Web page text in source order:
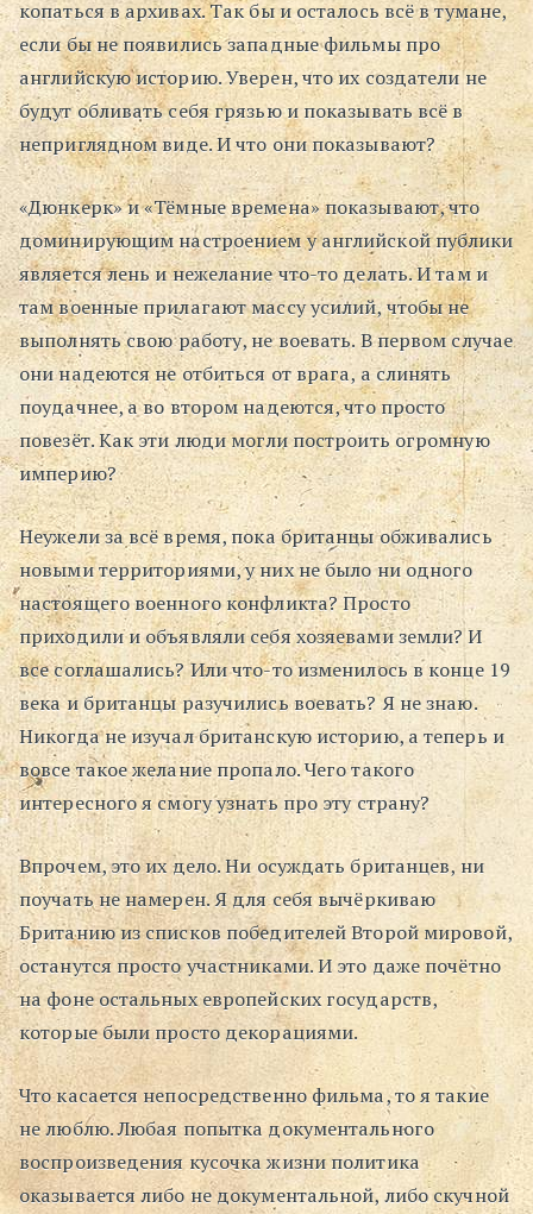
копаться в архивах. Так бы и осталось всё в тумане,
если бы не появились западные фильмы про
английскую историю. Уверен, что их создатели не
будут обливать себя грязью и показывать всё в
неприглядном виде. И что они показывают?
«Дюнкерк» и «Тёмные времена» показывают, что
доминирующим настроением у английской публики
является лень и нежелание что-то делать. И там и
там военные прилагают массу усилий, чтобы не
выполнять свою работу, не воевать. В первом случае
они надеются не отбиться от врага, а слинять
поудачнее, а во втором надеются, что просто
повезёт. Как эти люди могли построить огромную
империю?
Неужели за всё время, пока британцы обживались
новыми территориями, у них не было ни одного
настоящего военного конфликта? Просто
приходили и объявляли себя хозяевами земли? И
все соглашались? Или что-то изменилось в конце 19
века и британцы разучились воевать? Я не знаю.
Никогда не изучал британскую историю, а теперь и
вовсе такое желание пропало. Чего такого
интересного я смогу узнать про эту страну?
Впрочем, это их дело. Ни осуждать британцев, ни
поучать не намерен. Я для себя вычёркиваю
Британию из списков победителей Второй мировой,
останутся просто участниками. И это даже почётно
на фоне остальных европейских государств,
которые были просто декорациями.
Что касается непосредственно фильма, то я такие
не люблю. Любая попытка документального
воспроизведения кусочка жизни политика
оказывается либо не документальной, либо скучной